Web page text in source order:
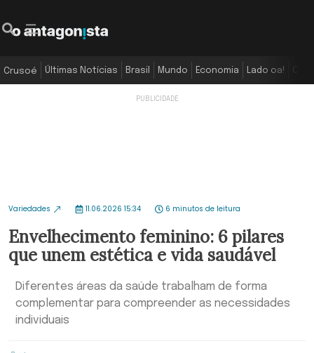
Crusoé Últimas Notícias Brasil Mundo Economia Lado oa!
Variedades 11.06.2026 15:34 6 minutos de leitura
Envelhecimento feminino: 6 pilares
que unem estética e vida saudável
Diferentes áreas da saúde trabalham de forma
complementar para compreender as necessidades
individuais